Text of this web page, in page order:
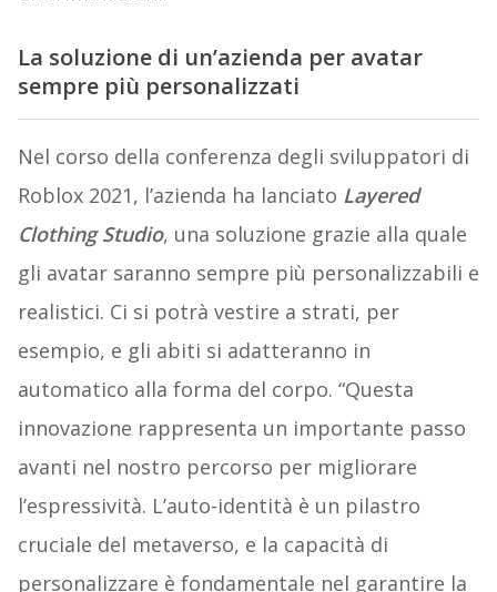
La soluzione di un’azienda per avatar
sempre più personalizzati
Nel corso della conferenza degli sviluppatori di
Roblox 2021, l’azienda ha lanciato Layered
Clothing Studio, una soluzione grazie alla quale
gli avatar saranno sempre più personalizzabili e
realistici. Ci si potrà vestire a strati, per
esempio, e gli abiti si adatteranno in
automatico alla forma del corpo. “Questa
innovazione rappresenta un importante passo
avanti nel nostro percorso per migliorare
l’espressività. L’auto-identità è un pilastro
cruciale del metaverso, e la capacità di
personalizzare è fondamentale nel garantire la